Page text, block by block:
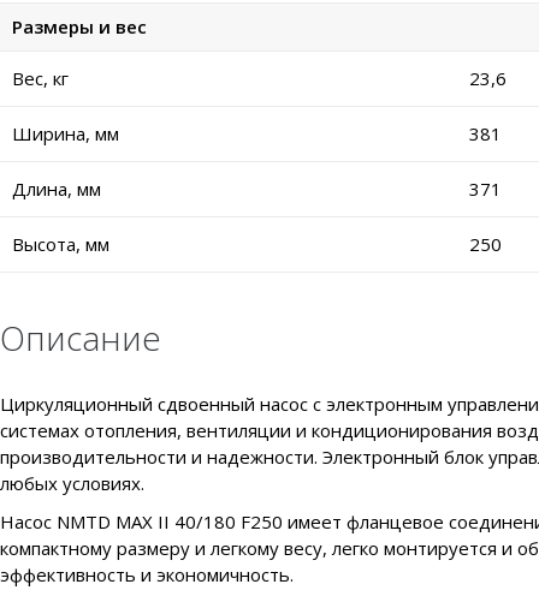
Размеры и вес
Вес, кг 23,6
Ширина, мм 381
Длина, мм 371
Высота, мм 250
Описание
Циркуляционный сдвоенный насос с электронным
системах отопления, вентиляции и кондиционирования
производительности и надежности. Электронный блок
любых условиях.
Насос NMTD MAX II 40/180 F250 имеет фланцевое
компактному размеру и легкому весу, легко монтируется и
эффективность и экономичность.